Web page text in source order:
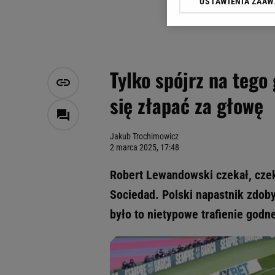
Tylko spójrz na tego
się złapać za głowę
Jakub Trochimowicz
2 marca 2025, 17:48
Robert Lewandowski czekał,
Sociedad. Polski napastnik
było to nietypowe trafienie
Klikając „Akceptuję”
Zaufanych Partnerów i
My, nasi Zaufani
Użycie dokładnych
Przechowywanie
badnie odbiorców i